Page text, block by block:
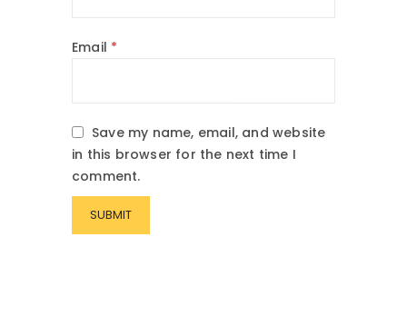
Email *
Save my name, email, and website
in this browser for the next time I
comment.